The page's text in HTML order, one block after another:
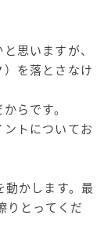
思いますが、
を落とさなけ
らです。
トについてお
かします。最
りとってくだ